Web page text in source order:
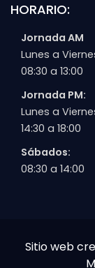
HORARIO:
Jornada AM
Lunes a
08:30 a 13:00
Jornada PM:
Lunes a
14:30 a 18:00
Sábados:
08:30 a 14:00
Sitio web